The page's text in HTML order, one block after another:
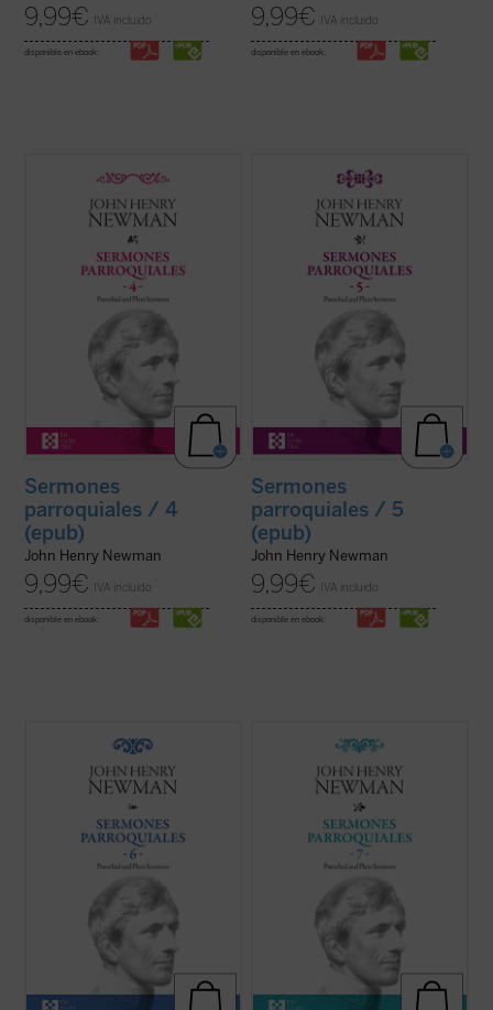
9,99€ IVA incluido
disponible en ebook:
9,99€ IVA incluido
disponible en ebook:
Entre 1835 y 1838, periodo al que
pertenecen los sermones que
encontramos en este cuarto volumen de la
serie de los Sermones Parroquiales,
Newman se halla en plena evolución desde
el anglicanismo hacia el catolicismo. Su
batalla contra el ... (ver ficha)
Sermones
parroquiales / 4
(epub)
John Henry Newman
9,99€ IVA incluido
disponible en ebook:
Los veinticuatro sermones de este quinto
Sermones parroquiales
fueron predicados en su mayoría en los
años 1838-1840. Este periodo coincide
plenamente con las primeras experiencias
que acabaron conduciendo a Newman a la
Sermones
parroquiales / 5
(epub)
John Henry Newman
9,99€ IVA incluido
disponible en ebook:
Los sermones de esta sexta entrega de los
Sermones Parroquialesfueron predicados
a lo largo de seis años, entre 1836 y el
decisivo 1841. La impresión es que
Newman seleccionó con mucho equilibrio
los veinticinco sermones de este volumen.
En 1842, tras la aparición del sexto
volumen, Newman había dado por
terminada la publicación de la serie de sus
Sermones parroquiales. En esos
momentos se hallaba inmerso en el
dramático proceso interior que culminaría
con su conversión ...(ver ficha)